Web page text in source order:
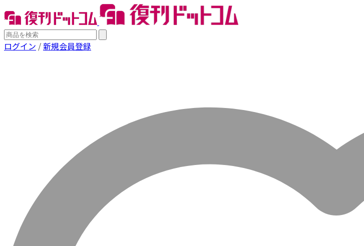
ログイン /新規会員登録